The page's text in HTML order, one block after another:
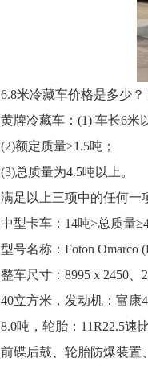
6.8米冷藏车价格是多少？
黄牌冷藏车：(1) 车长6米
(2)额定质量≥1.5吨；
(3)总质量为4.5吨以上。
满足以上三项中的任何一
中型卡车：14吨>总质量
型号名称：Foton Omarco
整车尺寸：8995 x 2450、
40立方米，发动机：富康
8.0吨，轮胎：11R22.5速
前碟后鼓、轮胎防爆装置